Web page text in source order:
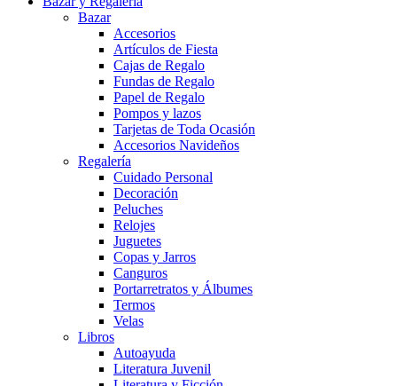
Bazar
Accesorios
Artículos de Fiesta
Cajas de Regalo
Fundas de Regalo
Papel de Regalo
Pompos y lazos
Tarjetas de Toda Ocasión
Accesorios Navideños
Regalería
Cuidado Personal
Decoración
Peluches
Relojes
Juguetes
Copas y Jarros
Canguros
Portarretratos y Álbumes
Termos
Velas
Libros
Autoayuda
Literatura Juvenil